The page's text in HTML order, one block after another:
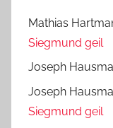
Mathias
Siegmund geil
Joseph
Joseph
Siegmund geil